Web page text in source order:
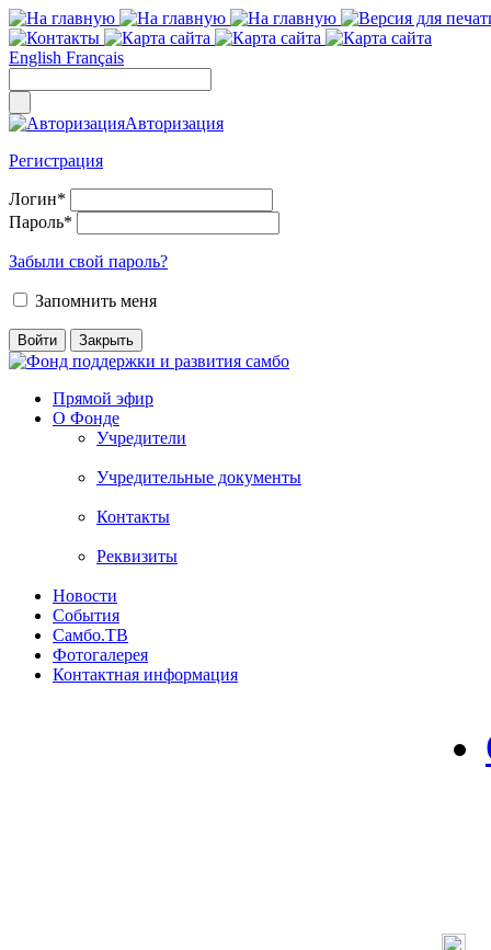
English Français
Авторизация
Регистрация
Логин*
Пароль*
Забыли свой пароль?
Запомнить меня
Прямой эфир
О Фонде
Учредители
Учредительные документы
Контакты
Реквизиты
Новости
События
Самбо.ТВ
Фотогалерея
Контактная информация